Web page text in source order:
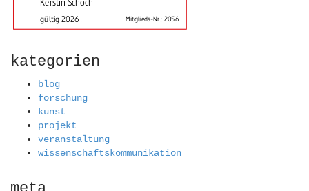
kategorien
blog
forschung
kunst
projekt
veranstaltung
wissenschaftskommunikation